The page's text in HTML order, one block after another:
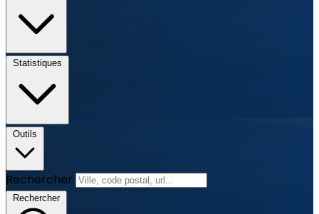
Statistiques
Outils
Rechercher
Rechercher